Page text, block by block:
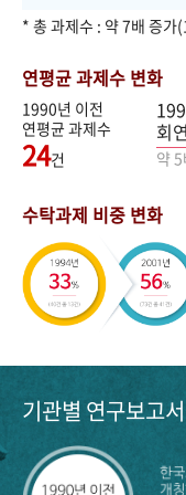
* 총 과제수 : 약 7배 증
연평균 과제수 변화
1990년 이전
연평균 과제수
24건
회
약
수탁과제 비중 변화
기관별 연구보고